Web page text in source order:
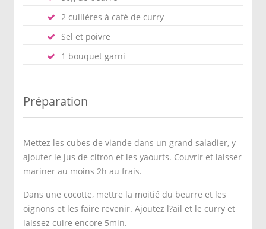
2 cuillères à café de curry
Sel et poivre
1 bouquet garni
Préparation
Mettez les cubes de viande dans un grand saladier, y
ajouter le jus de citron et les yaourts. Couvrir et laisser
mariner au moins 2h au frais.
Dans une cocotte, mettre la moitié du beurre et les
oignons et les faire revenir. Ajoutez l?ail et le curry et
laissez cuire encore 5min.